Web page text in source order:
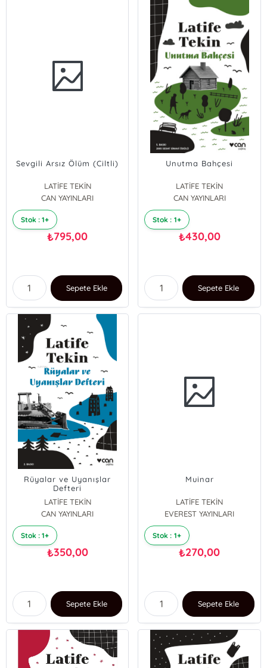
Sevgili Arsız Ölüm (Ciltli)
LATİFE TEKİN
CAN YAYINLARI
Stok : 1+
₺795,00
Sepete Ekle
Unutma Bahçesi
LATİFE TEKİN
CAN YAYINLARI
Stok : 1+
₺430,00
Sepete Ekle
Rüyalar ve Uyanışlar
Defteri
LATİFE TEKİN
CAN YAYINLARI
Stok : 1+
₺350,00
Sepete Ekle
Muinar
LATİFE TEKİN
EVEREST YAYINLARI
Stok : 1+
₺270,00
Sepete Ekle